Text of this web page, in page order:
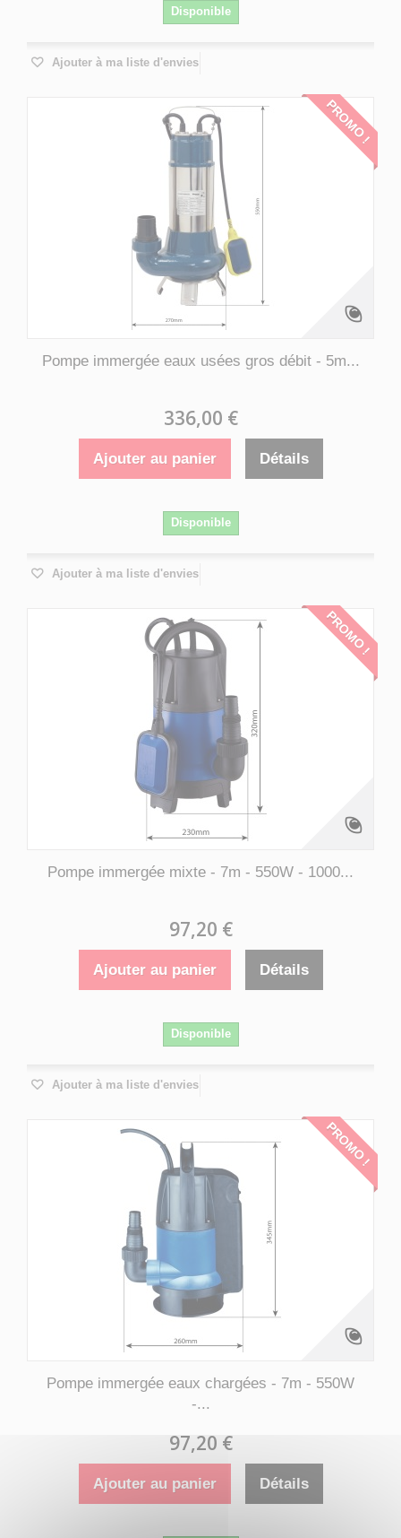
Disponible
Ajouter à ma liste d'envies
PROMO !
Pompe immergée eaux usées gros débit - 5m...
336,00 €
Ajouter au panier Détails
Disponible
Ajouter à ma liste d'envies
PROMO !
Pompe immergée mixte - 7m - 550W - 1000...
97,20 €
Ajouter au panier Détails
Disponible
Ajouter à ma liste d'envies
PROMO !
Pompe immergée eaux chargées - 7m - 550W
-...
97,20 €
Ajouter au panier Détails